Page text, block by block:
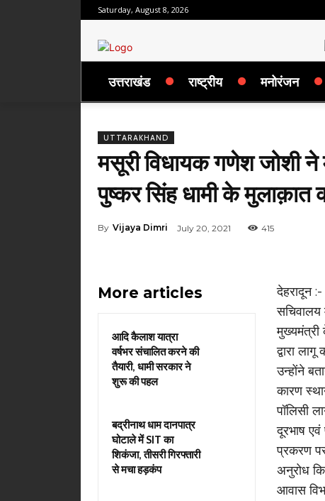
Saturday, August 8, 2026
उत्तराखंड राष्ट्रीय मनोरंजन
UTTARAKHAND
मसूरी विधायक गणेश जोशी
पुष्कर सिंह धामी के मुलाक़ात
By Vijaya Dimri July 20, 2021 415
More articles
आदि कैलाश यात्रा
वर्षभर संचालित करने की
तैयारी, धामी सरकार ने
शुरू की पहल
बद्रीनाथ धाम दानपात्र
घोटाले में SIT का
शिकंजा, तीसरी गिरफ्तारी
से मचा हड़कंप
देहरादून
सचिवालय
मुख्यमंत्री
द्वारा
उन्होंने
कारण
पॉलिसी
दूरभाष एवं
प्रकरण
अनुरोध
आवास